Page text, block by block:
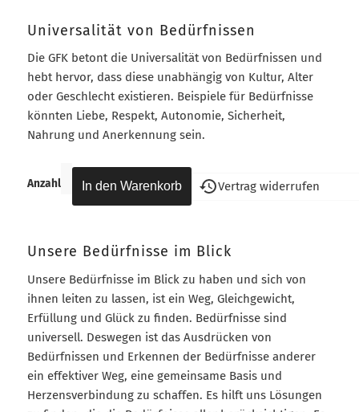
Universalität von Bedürfnissen
Die GFK betont die Universalität von Bedürfnissen und
hebt hervor, dass diese unabhängig von Kultur, Alter
oder Geschlecht existieren. Beispiele für Bedürfnisse
könnten Liebe, Respekt, Autonomie, Sicherheit,
Nahrung und Anerkennung sein.
Anzahl Vertrag widerrufen
Unsere Bedürfnisse im Blick
Unsere Bedürfnisse im Blick zu haben und sich von
ihnen leiten zu lassen, ist ein Weg, Gleichgewicht,
Erfüllung und Glück zu finden. Bedürfnisse sind
universell. Deswegen ist das Ausdrücken von
Bedürfnissen und Erkennen der Bedürfnisse anderer
ein effektiver Weg, eine gemeinsame Basis und
Herzensverbindung zu schaffen. Es hilft uns Lösungen